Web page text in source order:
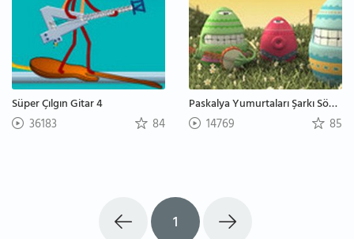
Süper Çılgın Gitar 4
36183 84
Paskalya Yumurtaları Şarkı Söylüyor
14769 85
1